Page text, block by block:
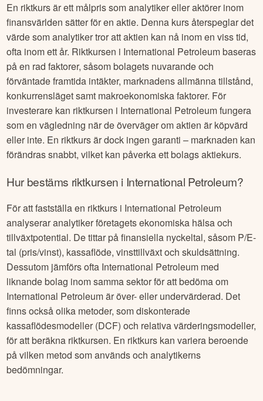
En riktkurs är ett målpris som analytiker eller aktörer inom
finansvärlden sätter för en aktie. Denna kurs återspeglar det
värde som analytiker tror att aktien kan nå inom en viss tid,
ofta inom ett år. Riktkursen i International Petroleumbaseras
på en rad faktorer, såsom bolagets nuvarande och
förväntade framtida intäkter, marknadens allmänna tillstånd,
konkurrensläget samt makroekonomiska faktorer. För
investerare kan riktkursen i International Petroleumfungera
som en vägledning när de överväger om aktien är köpvärd
eller inte. En riktkurs är dock ingen garanti – marknaden kan
förändras snabbt, vilket kan påverka ett bolags aktiekurs.
Hur bestäms riktkursen i International Petroleum?
För att fastställa en riktkurs i International Petroleum
analyserar analytiker företagets ekonomiska hälsa och
tillväxtpotential. De tittar på finansiella nyckeltal, såsom P/E-
tal (pris/vinst), kassaflöde, vinsttillväxt och skuldsättning.
Dessutom jämförs ofta International Petroleum med
liknande bolag inom samma sektor för att bedöma om
International Petroleumär över- eller undervärderad. Det
finns också olika metoder, som diskonterade
kassaflödesmodeller (DCF) och relativa värderingsmodeller,
för att beräkna riktkursen. En riktkurs kan variera beroende
på vilken metod som används och analytikerns
bedömningar.